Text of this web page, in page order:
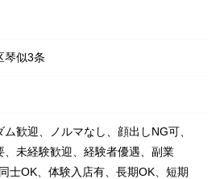
琴似3条
ム歓迎、ノルマなし、顔出しNG可、
、未経験歓迎、経験者優遇、副業
士OK、体験入店有、長期OK、短期